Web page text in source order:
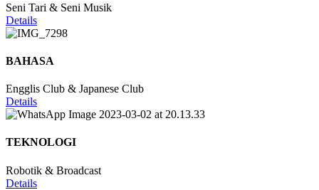
Seni Tari & Seni Musik
Details
BAHASA
Engglis Club & Japanese Club
Details
TEKNOLOGI
Robotik & Broadcast
Details